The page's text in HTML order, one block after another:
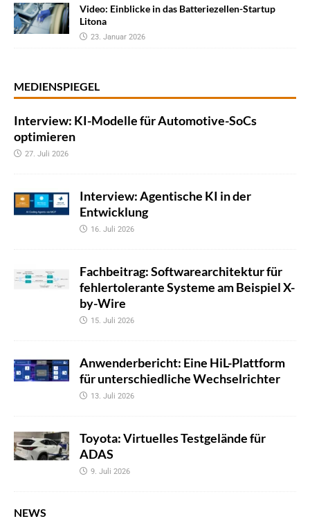
Video: Einblicke in das Batteriezellen-Startup
Litona
23. Januar 2026
MEDIENSPIEGEL
Interview: KI-Modelle für Automotive-SoCs
optimieren
27. Juli 2026
Interview: Agentische KI in der
Entwicklung
16. Juli 2026
Fachbeitrag: Softwarearchitektur für
fehlertolerante Systeme am Beispiel X-
by-Wire
15. Juli 2026
Anwenderbericht: Eine HiL-Plattform
für unterschiedliche Wechselrichter
13. Juli 2026
Toyota: Virtuelles Testgelände für
ADAS
9. Juli 2026
NEWS